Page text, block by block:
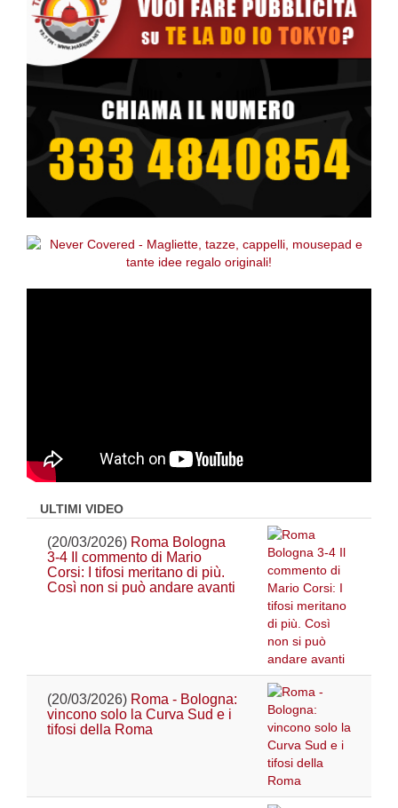
ULTIMI VIDEO
(20/03/2026) Roma Bologna
3-4 Il commento di Mario
Corsi: I tifosi meritano di più.
Così non si può andare avanti
(20/03/2026) Roma - Bologna:
vincono solo la Curva Sud e i
tifosi della Roma